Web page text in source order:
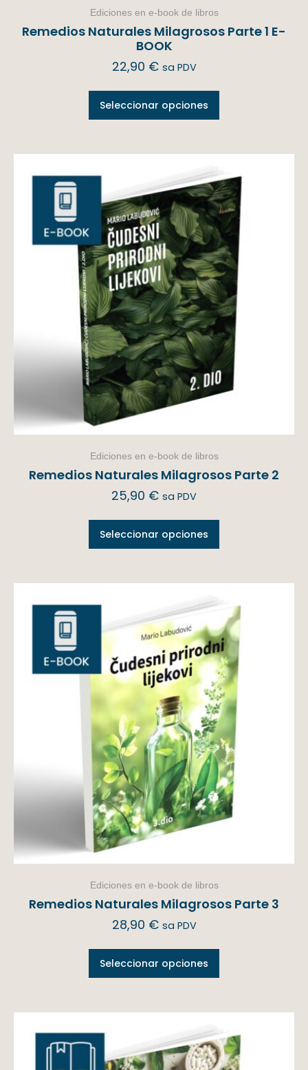
Ediciones en e-book de libros
Remedios Naturales Milagrosos Parte 1 E-
BOOK
22,90 € sa PDV
Seleccionar opciones
Ediciones en e-book de libros
Remedios Naturales Milagrosos Parte 2
25,90 € sa PDV
Seleccionar opciones
Ediciones en e-book de libros
Remedios Naturales Milagrosos Parte 3
28,90 € sa PDV
Seleccionar opciones